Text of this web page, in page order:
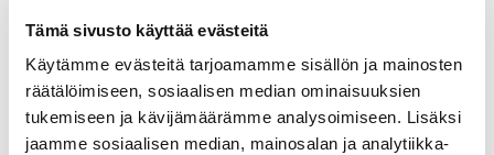
Tämä sivusto käyttää evästeitä
Käytämme evästeitä tarjoamamme sisällön ja mainosten
räätälöimiseen, sosiaalisen median ominaisuuksien
tukemiseen ja kävijämäärämme analysoimiseen. Lisäksi
jaamme sosiaalisen median, mainosalan ja analytiikka-
Vastaavat asiantuntijat